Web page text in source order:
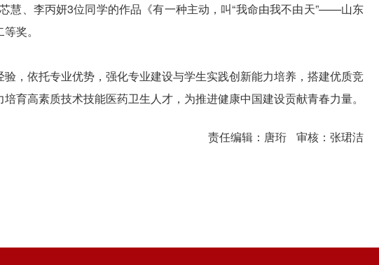
慧、李丙妍3位同学的作品《有一种主动，叫“我命由我不由天”——山东
奖。
依托专业优势，强化专业建设与学生实践创新能力培养，搭建优质竞
育高素质技术技能医药卫生人才，为推进健康中国建设贡献青春力量。
责任编辑：唐珩 审核：张珺洁